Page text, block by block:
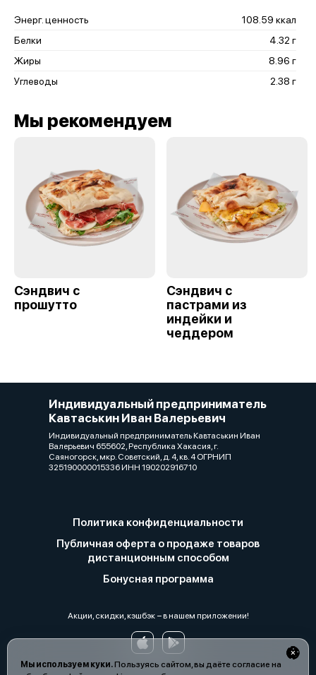
Мы используем куки.Пользуясь сайтом, вы даёте согласие на
Энерг. ценность
108.59 ккал
Белки
4.32 г
Жиры
8.96 г
Углеводы
2.38 г
Мы рекомендуем
Сэндвич с
прошутто
Сэндвич с
пастрами из
индейки и
чеддером
Индивидуальный предприниматель
Кавтаськин Иван Валерьевич
Индивидуальный предприниматель Кавтаськин Иван
Валерьевич 655602, Республика Хакасия, г.
Саяногорск, мкр. Советский, д. 4, кв. 4 ОГРНИП
325190000015336 ИНН 190202916710
Политика конфиденциальности
Публичная оферта о продаже товаров
дистанционным способом
Бонусная программа
Акции, скидки, кэшбэк − в нашем приложении!